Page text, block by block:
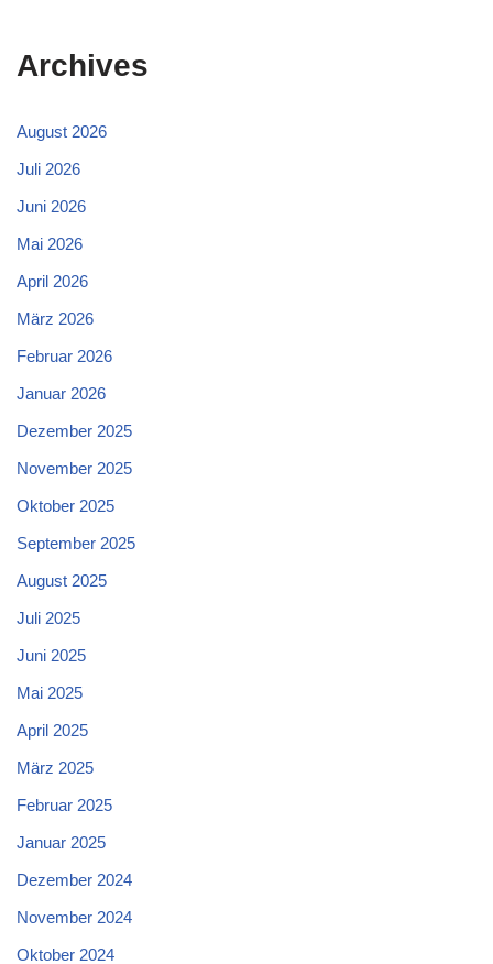
Archives
August 2026
Juli 2026
Juni 2026
Mai 2026
April 2026
März 2026
Februar 2026
Januar 2026
Dezember 2025
November 2025
Oktober 2025
September 2025
August 2025
Juli 2025
Juni 2025
Mai 2025
April 2025
März 2025
Februar 2025
Januar 2025
Dezember 2024
November 2024
Oktober 2024